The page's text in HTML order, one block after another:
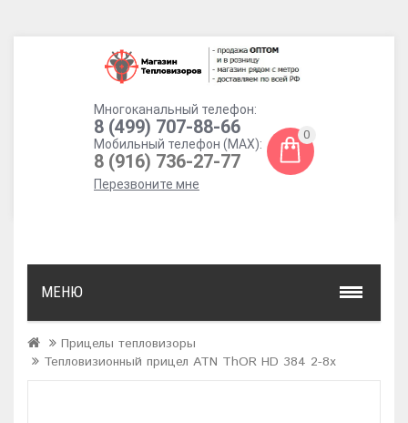
Многоканальный телефон:
8 (499) 707-88-66
Мобильный телефон (MAX):
8 (916) 736-27-77
Перезвоните мне
0
МЕНЮ
Прицелы тепловизоры
Тепловизионный прицел ATN ThOR HD 384 2-8x